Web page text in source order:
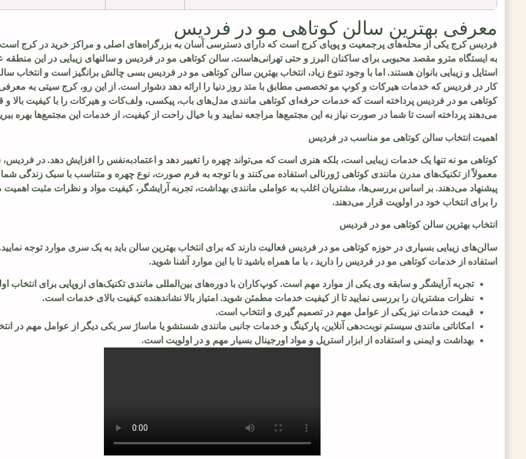
معرفی بهترین سالن کوتاهی مو در فردیس
فردیس کرج یکی از محله‌های پرجمعیت و پویای کرج است که دارای دسترسی آسان به بزرگراه‌های اصلی و مراکز خرید در کرج است
به ایستگاه مترو مقصد محبوبی برای ساکنان البرز و حتی تهرانی‌هاست. سالن کوتاهی مو در فردیس و سالنهای زیبایی در این
استایل و زیبایی بانوان هستند. اما با وجود تنوع زیاد، انتخاب بهترین سالن کوتاهی مو در فردیس بسی چالش برانگیز است و انتخاب
کار در فردیس که خدمات هیرکات و کوپ مو تخصصی مطابق با متد روز دنیا را ارائه دهد دشوار است. از این رو، کرج سیتی به
کوتاهی مو در فردیس پرداخته است که خدمات حرفه‌ای کوتاهی مانندی مدل‌های باب، پیکسی، ولف‌کات و هیرکات را با کیفیت بالا و
می‌دهند پرداخته است تا شما در صورت نیاز به این مجتمع‌ها مراجعه نمایید و با خیال راحت از کیفیت، از خدمات این مجتمع‌ها بهره
اهمیت انتخاب سالن کوتاهی مو مناسب در فردیس
کوتاهی مو نه تنها یک خدمات زیبایی است، بلکه هنری است که می‌تواند چهره را تغییر دهد و اعتمادبه‌نفس را افزایش دهد. در
معمولاً از تکنیک‌های مدرن مانندی کوتاهی ژورنالی استفاده می‌کنند و با توجه به فرم صورت، نوع چهره و متناسب با سبک زندگی
پیشنهاد می‌دهند. بر اساس بررسی‌ها، مشتریان اغلب به عواملی مانندی بهداشت، تجربه آرایشگر، کیفیت مواد و نظرات مثبت اهمیت
را برای انتخاب خود در اولویت قرار می‌دهند.
انتخاب بهترین سالن کوتاهی مو در فردیس
سالن‌های زیبایی بسیاری در حوزه کوتاهی مو در فردیس فعالیت دارند که برای انتخاب بهترین سالن باید به یک سری موارد توجه
استفاده از خدمات کوتاهی مو در فردیس را دارید ، با ما همراه باشید تا با این موارد آشنا شوید.
تجربه آرایشگر و سابقه وی یکی از موارد مهم است. کوپ‌کاران با دوره‌های بین‌المللی مانندی تکنیک‌های اروپایی برای انتخاب
نظرات مشتریان را بررسی نمایید تا از کیفیت خدمات مطمئن شوید. امتیاز بالا نشاندهنده کیفیت بالای خدمات است.
قیمت خدمات نیز یکی از عوامل مهم در تصمیم گیری و انتخاب است.
امکاناتی مانندی سیستم نوبت‌دهی آنلاین، پارکینگ و خدمات جانبی مانندی شستشو یا ماساژ سر یکی دیگر از عوامل مهم در
بهداشت و ایمنی و استفاده از ابزار استریل و مواد اورجینال بسیار مهم و در اولویت است.